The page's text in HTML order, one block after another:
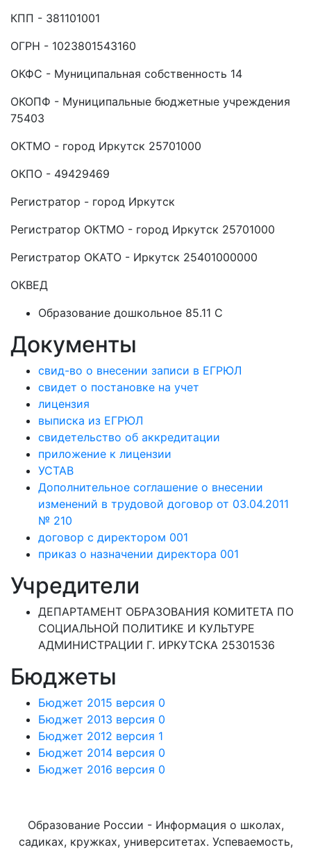
КПП - 381101001
ОГРН - 1023801543160
ОКФС - Муниципальная собственность 14
ОКОПФ - Муниципальные бюджетные учреждения
75403
ОКТМО - город Иркутск 25701000
ОКПО - 49429469
Регистратор - город Иркутск
Регистратор ОКТМО - город Иркутск 25701000
Регистратор ОКАТО - Иркутск 25401000000
ОКВЕД
Образование дошкольное 85.11 C
Документы
свид-во о внесении записи в ЕГРЮЛ
свидет о постановке на учет
лицензия
выписка из ЕГРЮЛ
свидетельство об аккредитации
приложение к лицензии
УСТАВ
Дополнительное соглашение о внесении
изменений в трудовой договор от 03.04.2011
№ 210
договор с директором 001
приказ о назначении директора 001
Учредители
ДЕПАРТАМЕНТ ОБРАЗОВАНИЯ КОМИТЕТА ПО
СОЦИАЛЬНОЙ ПОЛИТИКЕ И КУЛЬТУРЕ
АДМИНИСТРАЦИИ Г. ИРКУТСКА 25301536
Бюджеты
Бюджет 2015 версия 0
Бюджет 2013 версия 0
Бюджет 2012 версия 1
Бюджет 2014 версия 0
Бюджет 2016 версия 0
Образование России - Информация о школах,
садиках, кружках, университетах. Успеваемость,